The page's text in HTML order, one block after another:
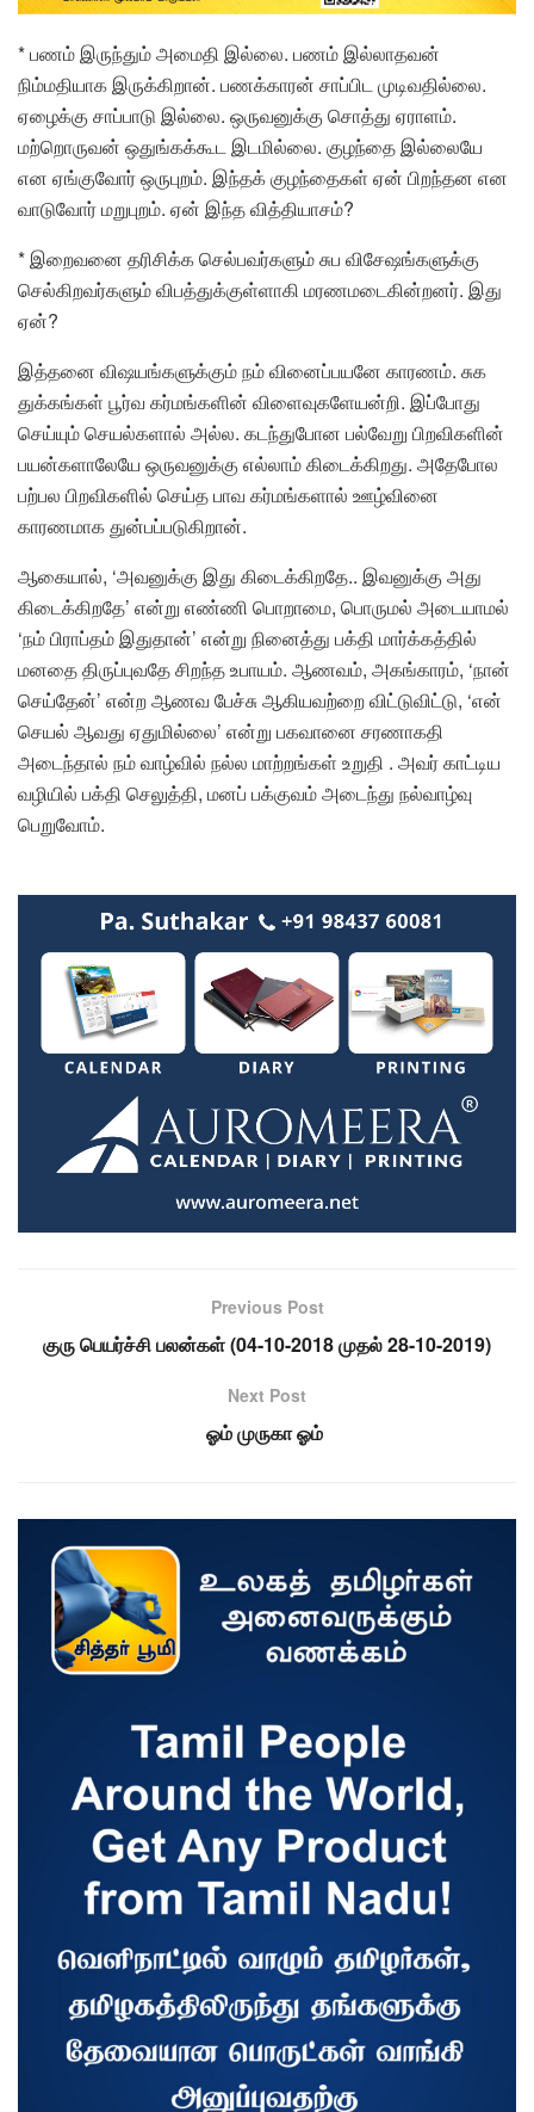
* பணம் இருந்தும் அமைதி இல்லை. பணம் இல்லாதவன்
நிம்மதியாக இருக்கிறான். பணக்காரன் சாப்பிட முடிவதில்லை.
ஏழைக்கு சாப்பாடு இல்லை. ஒருவனுக்கு சொத்து ஏராளம்.
மற்றொருவன் ஒதுங்கக்கூட இடமில்லை. குழந்தை இல்லையே
என ஏங்குவோர் ஒருபுறம். இந்தக் குழந்தைகள் ஏன் பிறந்தன என
வாடுவோர் மறுபுறம். ஏன் இந்த வித்தியாசம்?
* இறைவனை தரிசிக்க செல்பவர்களும் சுப விசேஷங்களுக்கு
செல்கிறவர்களும் விபத்துக்குள்ளாகி மரணமடைகின்றனர். இது
ஏன்?
இத்தனை விஷயங்களுக்கும் நம் வினைப்பயனே காரணம். சுக
துக்கங்கள் பூர்வ கர்மங்களின் விளைவுகளேயன்றி. இப்போது
செய்யும் செயல்களால் அல்ல. கடந்துபோன பல்வேறு பிறவிகளின்
பயன்களாலேயே ஒருவனுக்கு எல்லாம் கிடைக்கிறது. அதேபோல
பற்பல பிறவிகளில் செய்த பாவ கர்மங்களால் ஊழ்வினை
காரணமாக துன்பப்படுகிறான்.
ஆகையால், ‘அவனுக்கு இது கிடைக்கிறதே.. இவனுக்கு அது
கிடைக்கிறதே’ என்று எண்ணி பொறாமை, பொருமல் அடையாமல்
‘நம் பிராப்தம் இதுதான்’ என்று நினைத்து பக்தி மார்க்கத்தில்
மனதை திருப்புவதே சிறந்த உபாயம். ஆணவம், அகங்காரம், ‘நான்
செய்தேன்’ என்ற ஆணவ பேச்சு ஆகியவற்றை விட்டுவிட்டு, ‘என்
செயல் ஆவது ஏதுமில்லை’ என்று பகவானை சரணாகதி
அடைந்தால் நம் வாழ்வில் நல்ல மாற்றங்கள் உறுதி . அவர் காட்டிய
வழியில் பக்தி செலுத்தி, மனப் பக்குவம் அடைந்து நல்வாழ்வு
பெறுவோம்.
Previous Post
குரு பெயர்ச்சி பலன்கள் (04-10-2018 முதல் 28-10-2019)
Next Post
ஓம் முருகா ஓம்